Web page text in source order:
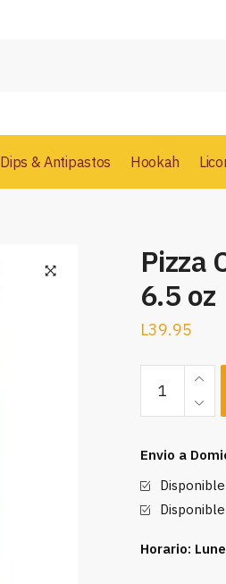
Dips & Antipastos Hookah
Pizza
6.5 oz
L39.95
Crust
Mix
Crocker
6.5
oz
Envio a
Horario: